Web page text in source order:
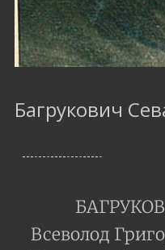
Багрукович
Всеволод